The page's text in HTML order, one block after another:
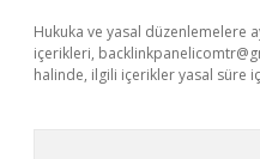
Hukuka ve yasal düzenlemelere
içerikleri,
halinde, ilgili içerikler yasal süre